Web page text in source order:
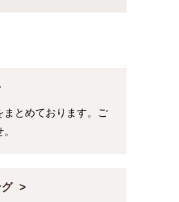
まとめております。ご